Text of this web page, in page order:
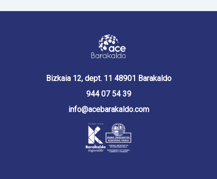
Bizkaia 12, dept. 11 48901 Barakaldo
944 07 54 39
info@acebarakaldo.com